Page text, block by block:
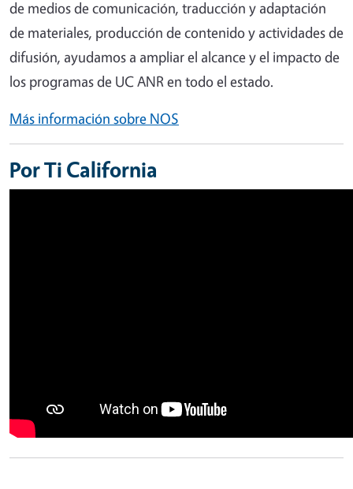
de medios de comunicación, traducción y adaptación
de materiales, producción de contenido y actividades de
difusión, ayudamos a ampliar el alcance y el impacto de
los programas de UC ANR en todo el estado.
Más información sobre NOS
Por Ti California